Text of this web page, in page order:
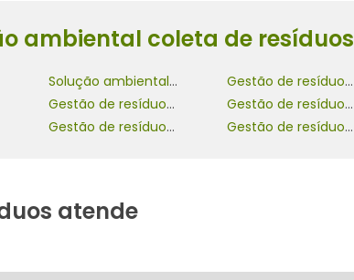
ambiental coleta de resíduos
Solução ambiental coleta de resíduos Gestão de resíduos industriais
Gestão de resíduos eletroeletrônicos Gestão de resíduos químicos
Gestão de resíduos laboratoriais Gestão de resíduos hospitalares
atende